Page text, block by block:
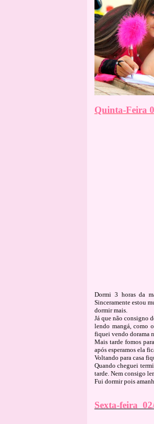
Quinta-Feira
Dormi 3 horas da
Sinceramente estou
dormir mais.
Já que não consigno
lendo mangá, como
fiquei vendo dorama
Mais tarde fomos
após esperamos ela
Voltando para casa
Quando cheguei
tarde. Nem consigo
Fui dormir pois
Sexta-feira